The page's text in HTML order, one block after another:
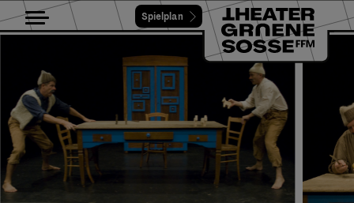
Toggle navigationSpielplan